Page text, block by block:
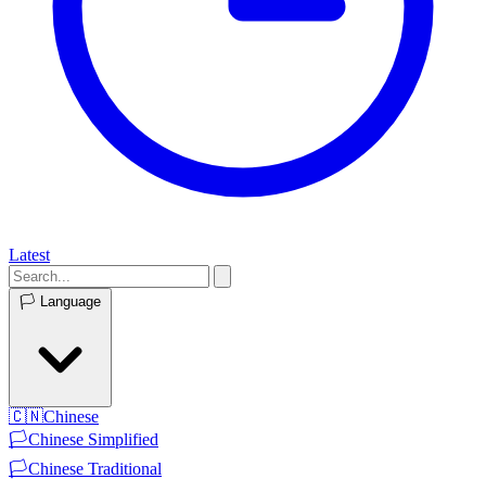
Latest
🏳️ Language
🇨🇳Chinese
🏳️Chinese Simplified
🏳️Chinese Traditional